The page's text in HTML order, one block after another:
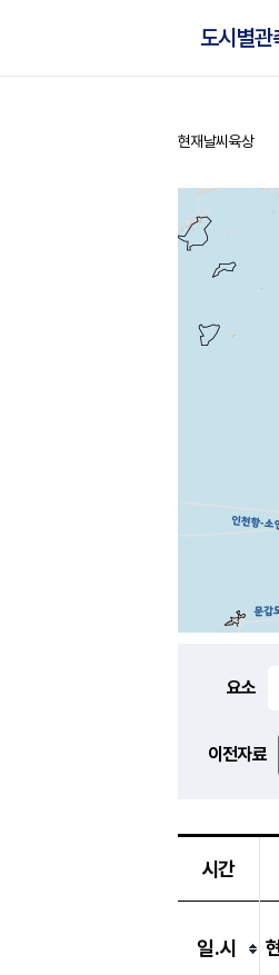
도시별관
홈
현재날씨 육상
요소
이전자료
시간
일.시